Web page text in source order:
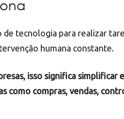
de tecnologia para realizar
humana constante.
isso significa simplificar
como compras, vendas,